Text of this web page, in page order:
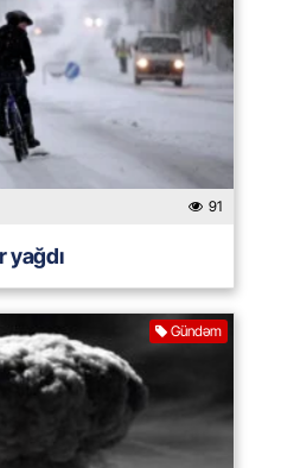
91
yağdı
Gündəm